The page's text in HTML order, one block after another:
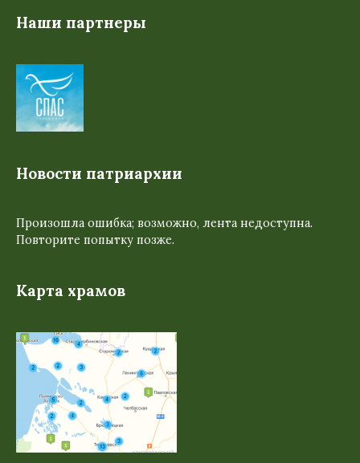
Наши партнеры
Новости патриархии
Произошла ошибка; возможно, лента недоступна.
Повторите попытку позже.
Карта храмов